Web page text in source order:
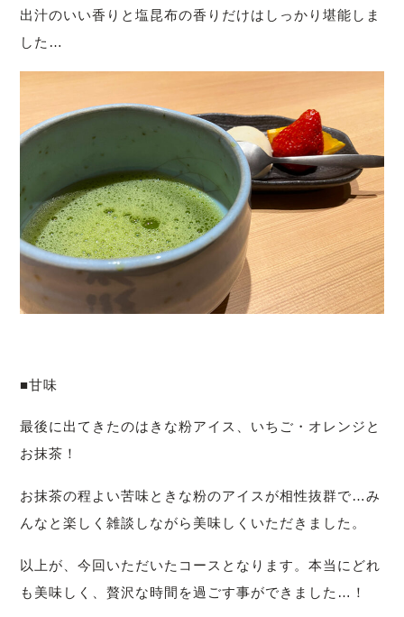
出汁のいい香りと塩昆布の香りだけはしっかり堪能しま
した…
■甘味
最後に出てきたのはきな粉アイス、いちご・オレンジと
お抹茶！
お抹茶の程よい苦味ときな粉のアイスが相性抜群で…み
んなと楽しく雑談しながら美味しくいただきました。
以上が、今回いただいたコースとなります。本当にどれ
も美味しく、贅沢な時間を過ごす事ができました…！